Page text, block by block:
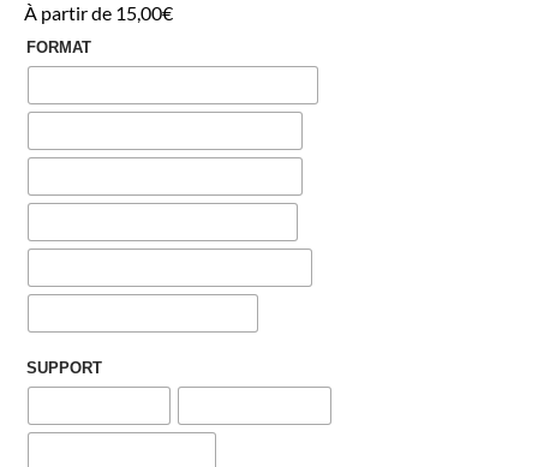
À partir de 15,00€
FORMAT
SUPPORT